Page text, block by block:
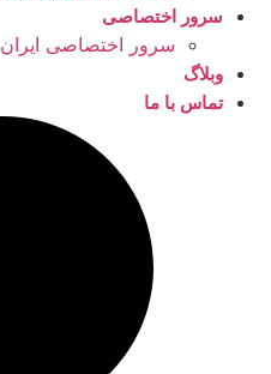
سرور اختصاصی
سرور اختصاصی ایران
وبلاگ
تماس با ما